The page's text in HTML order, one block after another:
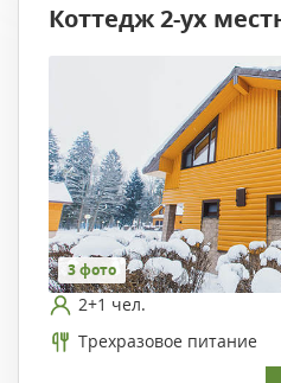
Коттедж 2-ух
3 фото
2+1 чел.
Трехразовое питание